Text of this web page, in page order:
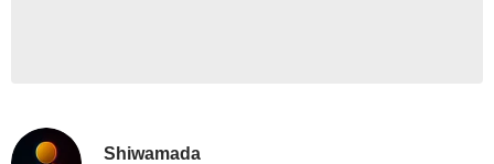
Shiwamada